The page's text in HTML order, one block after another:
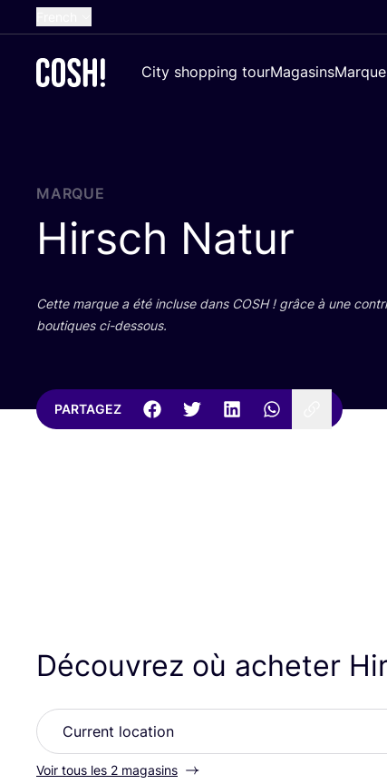
Dutch
Croatian
City shopping tourMagasins
MARQUE
Hirsch Natur
Cette marque a été incluse dans COSH! grâce à une
bou­tiques ci-dessous.
PARTAGEZ
Découvrez où acheter
Voir tous les 2 magasins